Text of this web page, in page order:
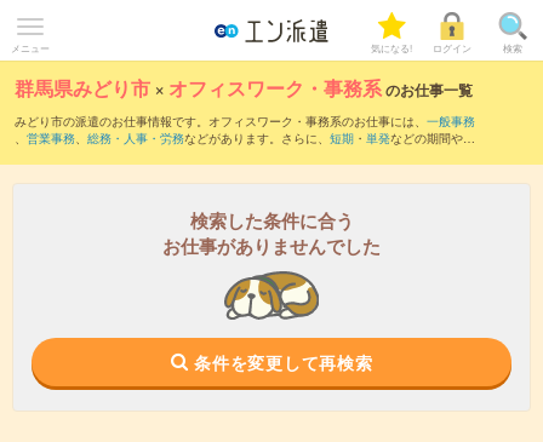
メニュー 気になる! ログイン 検索
群馬県みどり市 × オフィスワーク・事務系のお仕事一覧
みどり市の派遣のお仕事情報です。オフィスワーク・事務系のお仕事には、 一般事務
、 営業事務、 総務・人事・労務などがあります。さらに、 短期 ・ 単発などの期間や、
検索した条件に合う
お仕事がありませんでした
条件を変更して再検索